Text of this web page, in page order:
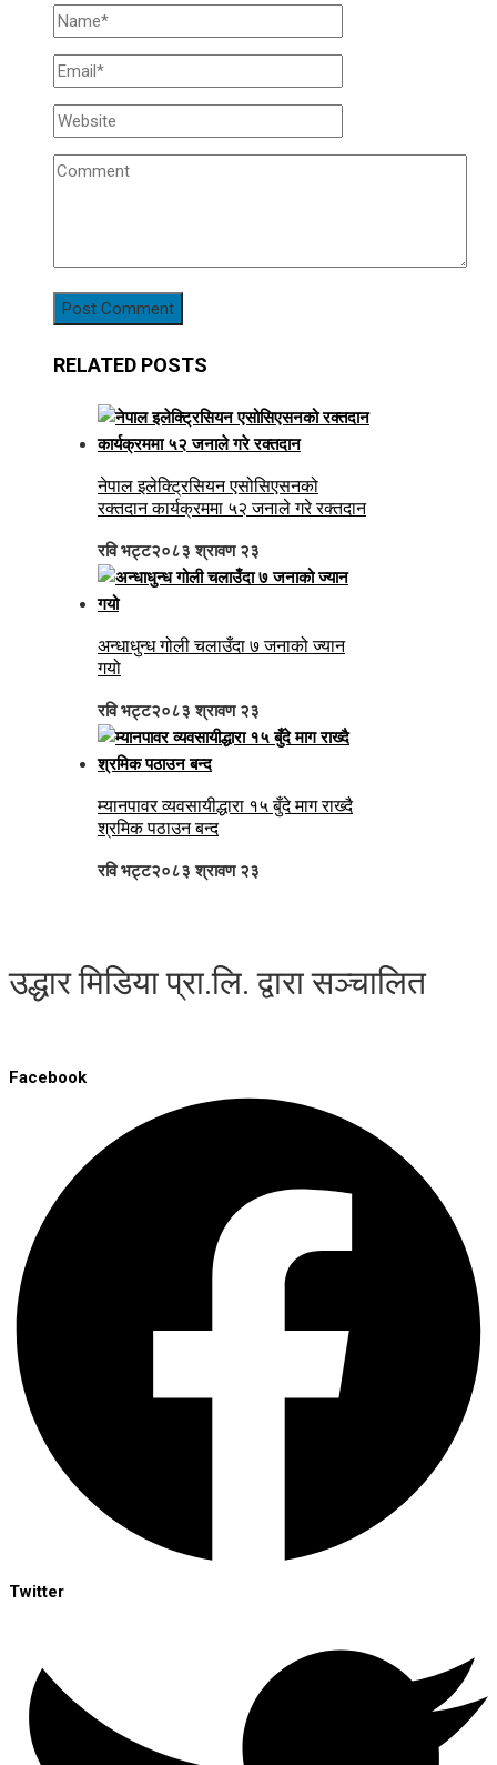
RELATED POSTS
नेपाल इलेक्ट्रिसियन एसोसिएसनको
रक्तदान कार्यक्रममा ५२ जनाले गरे रक्तदान
रवि भट्ट२०८३ श्रावण २३
अन्धाधुन्ध गोली चलाउँदा ७ जनाको ज्यान
गयो
रवि भट्ट२०८३ श्रावण २३
म्यानपावर व्यवसायीद्धारा १५ बुँदे माग राख्दै
श्रमिक पठाउन बन्द
रवि भट्ट२०८३ श्रावण २३
उद्धार मिडिया प्रा.लि. द्वारा सञ्चालित
Facebook
Twitter